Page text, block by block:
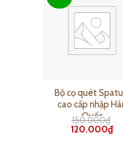
Bộ cọ quét
cao cấp nhập
Quốc
150.000₫
Giá
gốc
120.000₫Giá